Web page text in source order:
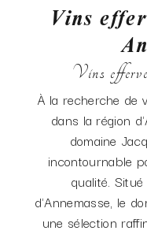
Vins
Vins
À la recherche de
dans la région
domaine
incontournable
qualité.
d'Annemasse, le
une sélection